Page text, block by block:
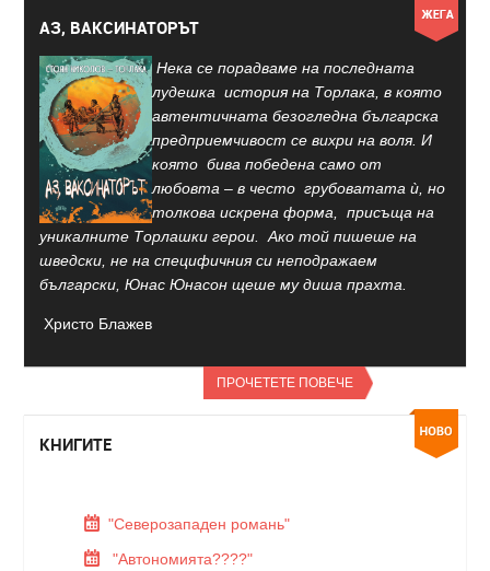
АЗ, ВАКСИНАТОРЪТ
Нека се порадваме на последната
лудешка история на Торлака, в която
автентичната безогледна българска
предприемчивост се вихри на воля. И
която бива победена само от
любовта – в често грубоватата ѝ, но
толкова искрена форма, присъща на
уникалните Торлашки герои. Ако той пишеше на
шведски, не на специфичния си неподражаем
български, Юнас Юнасон щеше му диша прахта.
Христо Блажев
ПРОЧЕТЕТЕ ПОВЕЧЕ
КНИГИТЕ
"Северозападен романь"
"Автономията????"